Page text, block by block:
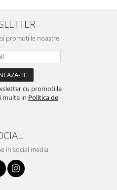
promotiile noastre
cu promotiile
multe in Politica de
in social media